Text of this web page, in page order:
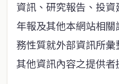
資訊、研究報告、投資
年報及其他本網站相
務性質就外部資訊所
其他資訊內容之提供者